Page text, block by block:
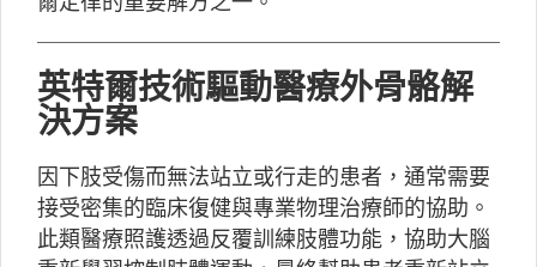
英特爾技術驅動醫療外骨骼解
決方案
因下肢受傷而無法站立或行走的患者，通常需要
接受密集的臨床復健與專業物理治療師的協助。
此類醫療照護透過反覆訓練肢體功能，協助大腦